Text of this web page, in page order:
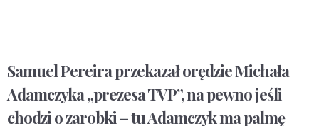
Samuel Pereira przekazał orędzie Michała
Adamczyka „prezesa TVP”, na pewno jeśli
chodzi o zarobki – tu Adamczyk ma palmę